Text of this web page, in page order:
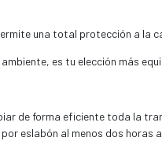
una total protección a la
es tu elección más
de forma eficiente toda la
eslabón al menos dos horas